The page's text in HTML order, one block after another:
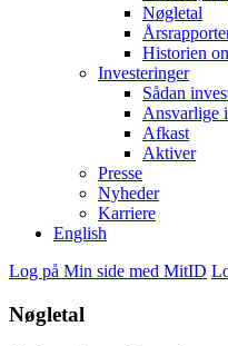
Nøgletal
Historien
Investeringer
Sådan
Ansvarlige
Afkast
Aktiver
Presse
Nyheder
Karriere
English
Log på Min side med MitID
Nøgletal